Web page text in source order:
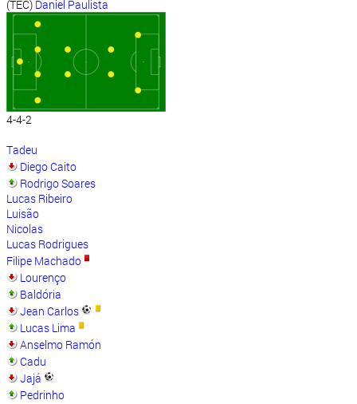
(TEC) Daniel Paulista
4-4-2
Tadeu
Diego Caito
Rodrigo Soares
Lucas Ribeiro
Luisão
Nicolas
Lucas Rodrigues
Filipe Machado
Lourenço
Baldória
Jean Carlos
Lucas Lima
Anselmo Ramón
Cadu
Jajá
Pedrinho